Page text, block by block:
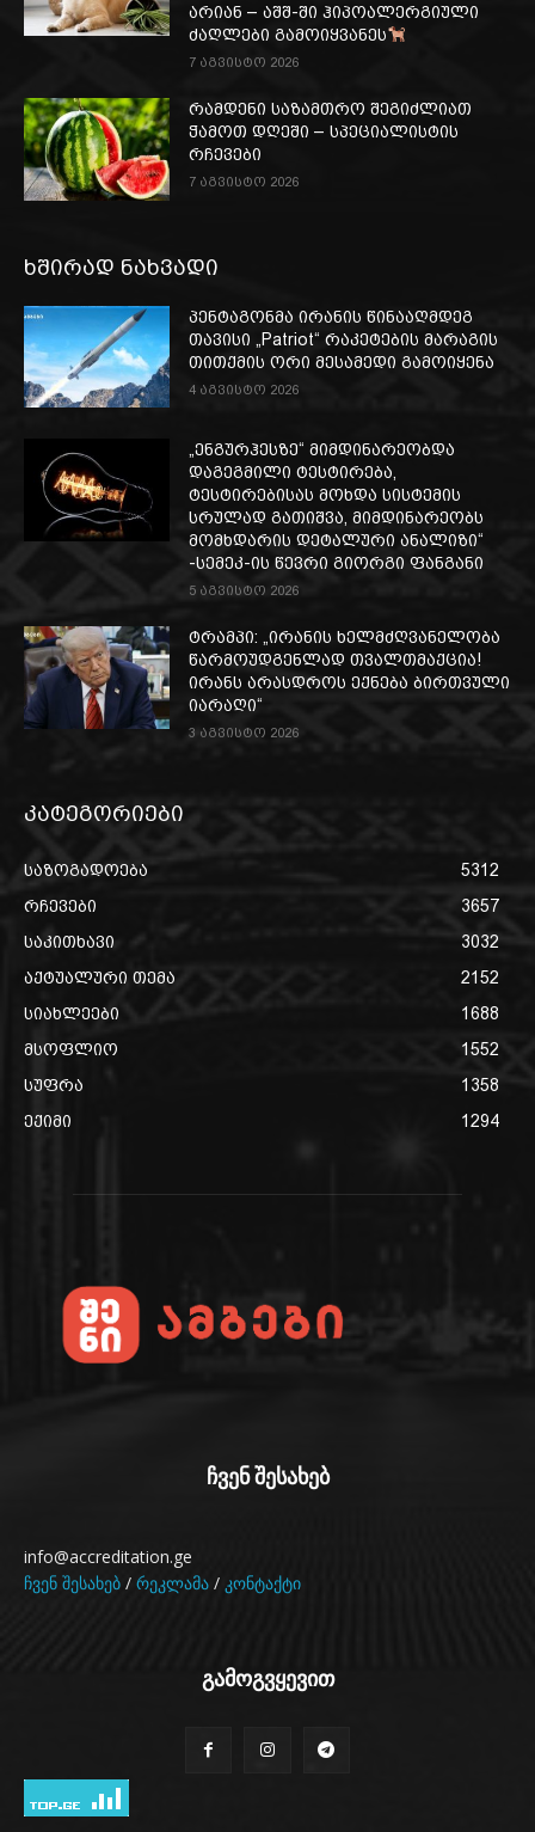
არიან – აშშ-ში ჰიპოალერგიული
ძაღლები გამოიყვანეს
7 აგვისტო 2026
რამდენი საზამთრო შეგიძლიათ
ჭამოთ დღეში – სპეციალისტის
რჩევები
7 აგვისტო 2026
ხშირად ნახვადი
პენტაგონმა ირანის წინააღმდეგ
თავისი „Patriot“ რაკეტების მარაგის
თითქმის ორი მესამედი გამოიყენა
4 აგვისტო 2026
„ენგურჰესზე“ მიმდინარეობდა
დაგეგმილი ტესტირება,
ტესტირებისას მოხდა სისტემის
სრულად გათიშვა, მიმდინარეობს
მომხდარის დეტალური ანალიზი“
-სემეკ-ის წევრი გიორგი ფანგანი
5 აგვისტო 2026
ტრამპი: „ირანის ხელმძღვანელობა
წარმოუდგენლად თვალთმაქცია!
ირანს არასდროს ექნება ბირთვული
იარაღი“
3 აგვისტო 2026
კატეგორიები
საზოგადოება
5312
რჩევები
3657
საკითხავი
3032
აქტუალური თემა
2152
სიახლეები
1688
მსოფლიო
1552
სუფრა
1358
ექიმი
1294
ჩვენ შესახებ
info@accreditation.ge
ჩვენ შესახებ / რეკლამა / კონტაქტი
გამოგვყევით